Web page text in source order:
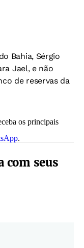
Bahia, Sérgio
Jael, e não
de reservas da
os principais
.
com seus